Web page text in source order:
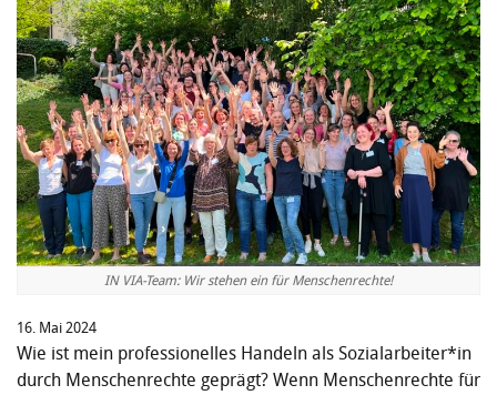
IN VIA-Team: Wir stehen ein für Menschenrechte!
16. Mai 2024
Wie ist mein professionelles Handeln als Sozialarbeiter*in
durch Menschenrechte geprägt? Wenn Menschenrechte für